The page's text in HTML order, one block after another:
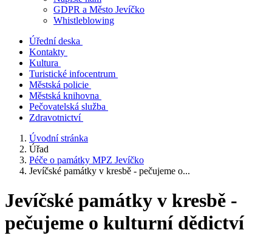
GDPR a Město Jevíčko
Whistleblowing
Úřední deska
Kontakty
Kultura
Turistické infocentrum
Městská policie
Městská knihovna
Pečovatelská služba
Zdravotnictví
Úvodní stránka
Úřad
Péče o památky MPZ Jevíčko
Jevíčské památky v kresbě - pečujeme o...
Jevíčské památky v kresbě -
pečujeme o kulturní dědictví